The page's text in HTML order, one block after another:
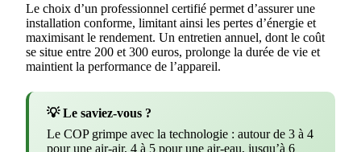
Le choix d’un professionnel certifié permet d’assurer une
installation conforme, limitant ainsi les pertes d’énergie et
maximisant le rendement. Un entretien annuel, dont le coût
se situe entre 200 et 300 euros, prolonge la durée de vie et
maintient la performance de l’appareil.
💡 Le saviez-vous ?
Le COP grimpe avec la technologie : autour de 3 à 4
pour une air-air, 4 à 5 pour une air-eau, jusqu’à 6